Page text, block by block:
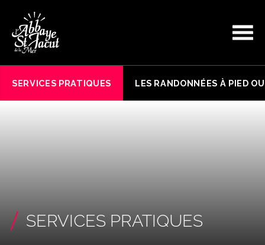
SERVICES PRATIQUES LES RANDONNÉES À PIED
SERVICES PRATIQUES